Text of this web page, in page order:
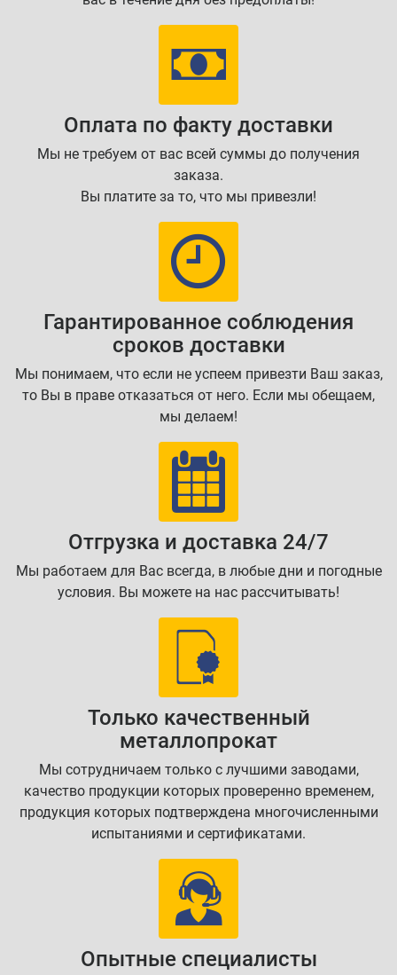
Оплата по факту доставки
Мы не требуем от вас всей суммы до получения
заказа.
Вы платите за то, что мы привезли!
Гарантированное соблюдения
сроков доставки
Мы понимаем, что если не успеем привезти Ваш заказ,
то Вы в праве отказаться от него. Если мы обещаем,
мы делаем!
Отгрузка и доставка 24/7
Мы работаем для Вас всегда, в любые дни и погодные
условия. Вы можете на нас рассчитывать!
Только качественный
металлопрокат
Мы сотрудничаем только с лучшими заводами,
качество продукции которых проверенно временем,
продукция которых подтверждена многочисленными
испытаниями и сертификатами.
Опытные специалисты